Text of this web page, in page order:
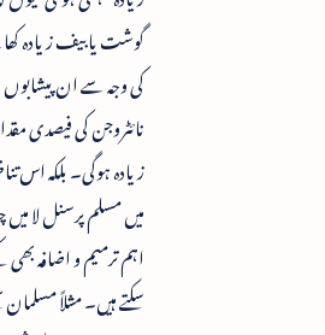
گوشت یا بیف زیادہ
کی وجہ سے ان
نائٹروجن کی فیصدی
زیادہ ہوگی۔ بلکہ اس
میں مسلم پرسنل لا میں
اہم ترمیم و اضافہ بھی
سکتے ہیں۔ مثلاً مسلمان